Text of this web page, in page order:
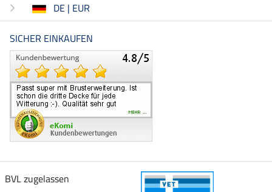
DE | EUR
SICHER EINKAUFEN
BVL zugelassen